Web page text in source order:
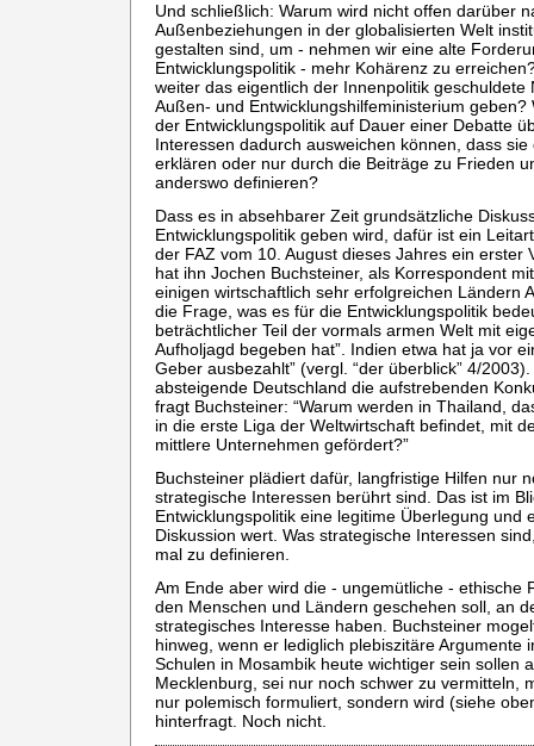
Und schließlich: Warum wird nicht offen darüber
Außenbeziehungen in der globalisierten Welt
gestalten sind, um - nehmen wir eine alte
Entwicklungspolitik - mehr Kohärenz zu
weiter das eigentlich der Innenpolitik geschuldete
Außen- und Entwicklungshilfeministerium
der Entwicklungspolitik auf Dauer einer Debatte
Interessen dadurch ausweichen können, dass
erklären oder nur durch die Beiträge zu Frieden
anderswo definieren?
Dass es in absehbarer Zeit grundsätzliche
Entwicklungspolitik geben wird, dafür ist ein
der FAZ vom 10. August dieses Jahres ein erster
hat ihn Jochen Buchsteiner, als Korrespondent
einigen wirtschaftlich sehr erfolgreichen Ländern
die Frage, was es für die Entwicklungspolitik
beträchtlicher Teil der vormals armen Welt mit
Aufholjagd begeben hat”. Indien etwa hat ja vor
Geber ausbezahlt” (vergl. “der überblick” 4/
absteigende Deutschland die aufstrebenden
fragt Buchsteiner: “Warum werden in Thailand,
in die erste Liga der Weltwirtschaft befindet, mit
mittlere Unternehmen gefördert?”
Buchsteiner plädiert dafür, langfristige Hilfen nur
strategische Interessen berührt sind. Das ist im
Entwicklungspolitik eine legitime Überlegung und
Diskussion wert. Was strategische Interessen
mal zu definieren.
Am Ende aber wird die - ungemütliche - ethische
den Menschen und Ländern geschehen soll, an
strategisches Interesse haben. Buchsteiner
hinweg, wenn er lediglich plebiszitäre Argumente
Schulen in Mosambik heute wichtiger sein sollen
Mecklenburg, sei nur noch schwer zu vermitteln,
nur polemisch formuliert, sondern wird (siehe
hinterfragt. Noch nicht.